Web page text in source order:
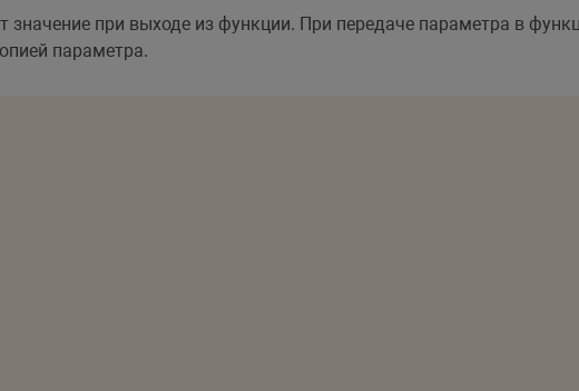
при выходе из функции. При передаче параметра в
параметра.